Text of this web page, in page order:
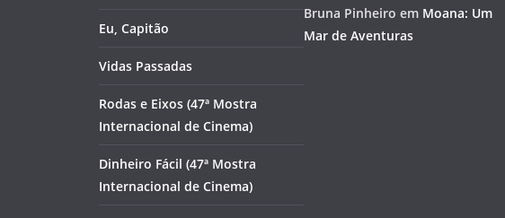
Eu, Capitão
Vidas Passadas
Rodas e Eixos (47ª Mostra
Internacional de Cinema)
Dinheiro Fácil (47ª Mostra
Internacional de Cinema)
Bruna Pinheiro em Moana: Um
Mar de Aventuras